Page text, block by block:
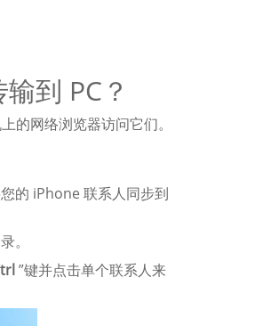
到 PC？
的网络浏览器访问它们。
的 iPhone 联系人同步到
。
”键并点击单个联系人来